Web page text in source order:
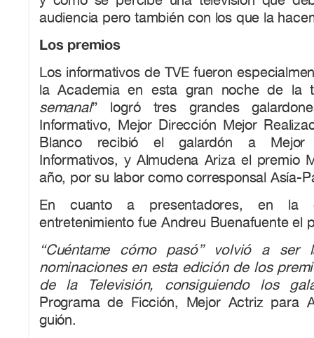
audiencia pero también con los que la
Los premios
Los informativos de TVE fueron
la Academia en esta gran noche de la
semanal” logró tres grandes
Informativo, Mejor Dirección Mejor
Blanco recibió el galardón a Mejor
Informativos, y Almudena Ariza el premio
año, por su labor como corresponsal Asía-
En cuanto a presentadores, en la
entretenimiento fue Andreu Buenafuente el
“Cuéntame cómo pasó” volvió a ser
nominaciones en esta edición de los
de la Televisión, consiguiendo los
Programa de Ficción, Mejor Actriz para
guión.